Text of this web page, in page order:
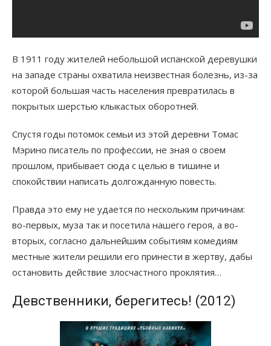
В 1911 году жителей небольшой испанской деревушки
на западе страны охватила неизвестная болезнь, из-за
которой большая часть населения превратилась в
покрытых шерстью клыкастых оборотней.
Спустя годы потомок семьи из этой деревни Томас
Мэрино писатель по профессии, не зная о своем
прошлом, прибывает сюда с целью в тишине и
спокойствии написать долгожданную повесть.
Правда это ему не удается по нескольким причинам:
во-первых, муза так и посетила нашего героя, а во-
вторых, согласно дальнейшим событиям комедиям
местные жители решили его принести в жертву, дабы
остановить действие злосчастного проклятия…
Девственники, берегитесь! (2012)